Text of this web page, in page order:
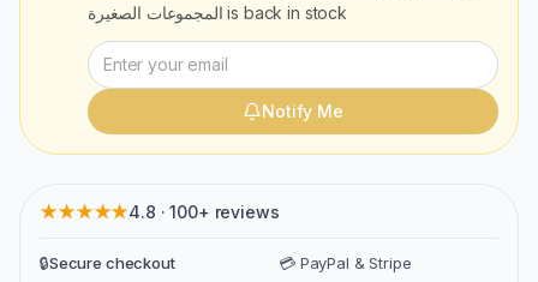
المجموعات الصغيرة is back in stock
Notify Me
★★★★★4.8 · 100+ reviews
🔒Secure checkout
💳 PayPal & Stripe